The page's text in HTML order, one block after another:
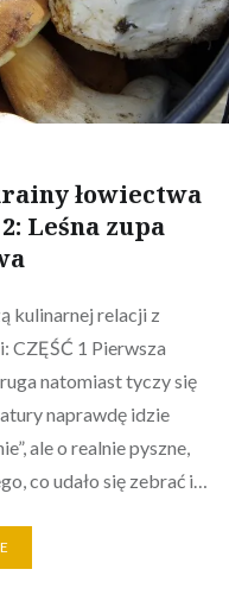
łowiectwa
Leśna zupa
kulinarnej relacji z
CZĘŚĆ 1 Pierwsza
natomiast tyczy się
naprawdę idzie
ale o realnie pyszne,
co udało się zebrać i…